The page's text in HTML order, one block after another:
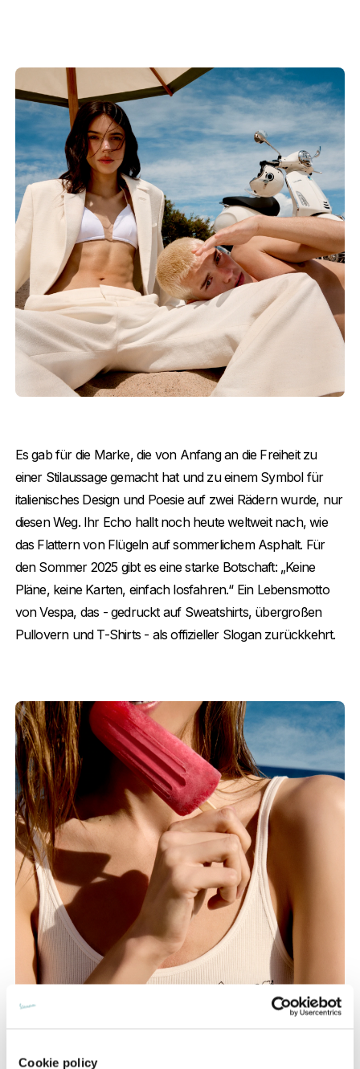
Cookie policy
Es gab für die Marke, die von Anfang an die Freiheit zu
einer Stilaussage gemacht hat und zu einem Symbol für
italienisches Design und Poesie auf zwei Rädern wurde, nur
diesen Weg. Ihr Echo hallt noch heute weltweit nach, wie
das Flattern von Flügeln auf sommerlichem Asphalt. Für
den Sommer 2025 gibt es eine starke Botschaft: „Keine
Pläne, keine Karten, einfach losfahren.“ Ein Lebensmotto
von Vespa, das - gedruckt auf Sweatshirts, übergroßen
Pullovern und T-Shirts - als offizieller Slogan zurückkehrt.